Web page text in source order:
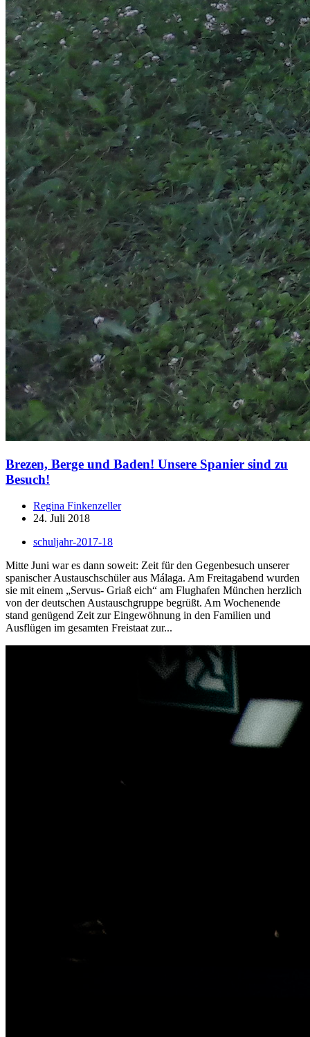
Brezen, Berge und Baden! Unsere Spanier sind zu
Besuch!
Regina Finkenzeller
24. Juli 2018
schuljahr-2017-18
Mitte Juni war es dann soweit: Zeit für den Gegenbesuch unserer
spanischer Austauschschüler aus Málaga. Am Freitagabend wurden
sie mit einem „Servus- Griaß eich“ am Flughafen München herzlich
von der deutschen Austauschgruppe begrüßt. Am Wochenende
stand genügend Zeit zur Eingewöhnung in den Familien und
Ausflügen im gesamten Freistaat zur...